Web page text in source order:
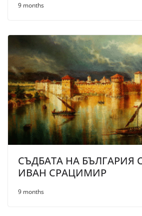
9 months
СЪДБАТА НА БЪЛГАРИЯ
ИВАН СРАЦИМИР
9 months